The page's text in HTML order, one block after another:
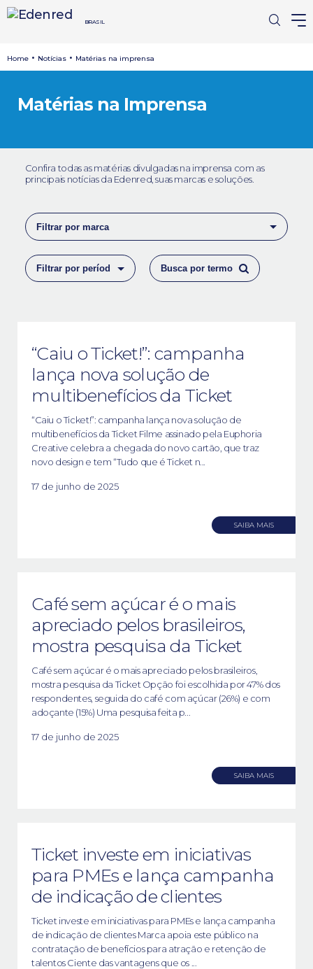
BRASIL
Home • Notícias • Matérias na imprensa
Matérias na Imprensa
Confira todas as matérias divulgadas na imprensa com as
principais notícias da Edenred, suas marcas e soluções.

“Caiu o Ticket!”: campanha
lança nova solução de
multibenefícios da Ticket
“Caiu o Ticket!”: campanha lança nova solução de
multibenefícios da Ticket Filme assinado pela Euphoria
Creative celebra a chegada do novo cartão, que traz
novo design e tem “Tudo que é Ticket n...
17 de junho de 2025
SAIBA MAIS
Café sem açúcar é o mais
apreciado pelos brasileiros,
mostra pesquisa da Ticket
Café sem açúcar é o mais apreciado pelos brasileiros,
mostra pesquisa da Ticket Opção foi escolhida por 47% dos
respondentes, seguida do café com açúcar (26%) e com
adoçante (15%) Uma pesquisa feita p...
17 de junho de 2025
SAIBA MAIS
Ticket investe em iniciativas
para PMEs e lança campanha
de indicação de clientes
Ticket investe em iniciativas para PMEs e lança campanha
de indicação de clientes Marca apoia este público na
contratação de benefícios para atração e retenção de
talentos Ciente das vantagens que os ...